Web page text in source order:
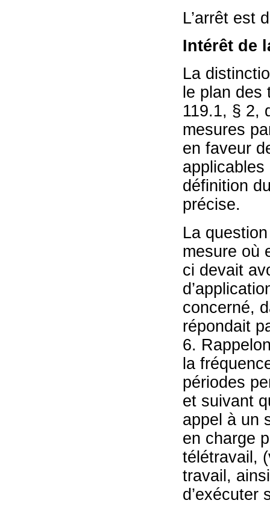
L’arrêt est
Intérêt de
La
le plan des
119.1, § 2,
mesures
en faveur
applicables
définition
précise.
La
mesure où
ci devait
concerné,
répondait
6.
la
périodes
et suivant
appel à un
en charge
télétravail,
travail,
d’exécuter